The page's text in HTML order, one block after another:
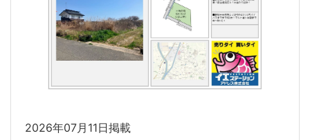
2026年07月11日掲載